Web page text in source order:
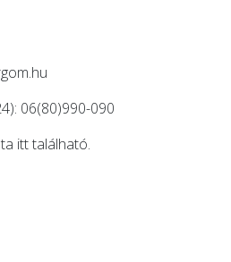
06(80)990-090
itttalálható.